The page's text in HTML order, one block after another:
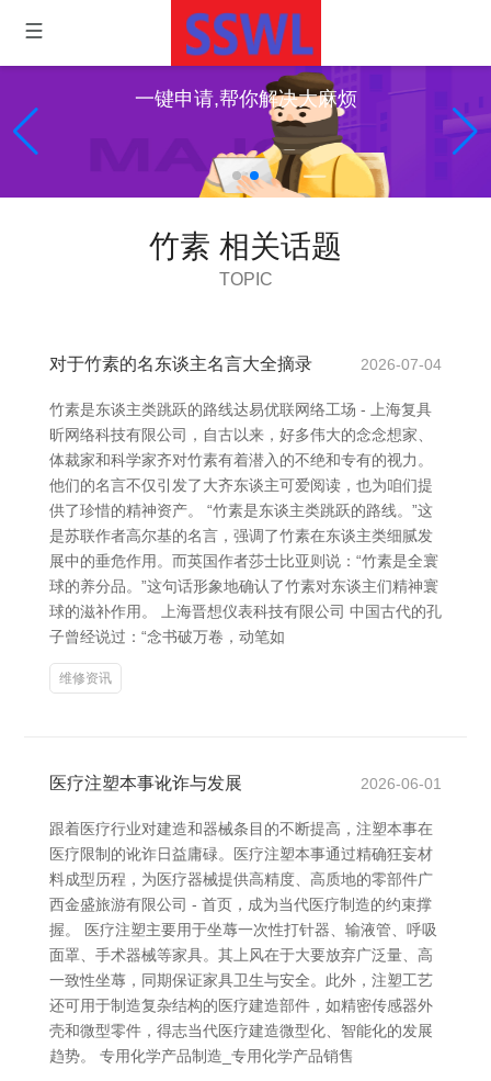
一键申请,帮你解决大麻烦
竹素 相关话题
TOPIC
对于竹素的名东谈主名言大全摘录 2026-07-04
竹素是东谈主类跳跃的路线达易优联网络工场 - 上海复具
昕网络科技有限公司，自古以来，好多伟大的念念想家、
体裁家和科学家齐对竹素有着潜入的不绝和专有的视力。
他们的名言不仅引发了大齐东谈主可爱阅读，也为咱们提
供了珍惜的精神资产。 “竹素是东谈主类跳跃的路线。”这
是苏联作者高尔基的名言，强调了竹素在东谈主类细腻发
展中的垂危作用。而英国作者莎士比亚则说：“竹素是全寰
球的养分品。”这句话形象地确认了竹素对东谈主们精神寰
球的滋补作用。 上海晋想仪表科技有限公司 中国古代的孔
子曾经说过：“念书破万卷，动笔如
维修资讯
医疗注塑本事讹诈与发展 2026-06-01
跟着医疗行业对建造和器械条目的不断提高，注塑本事在
医疗限制的讹诈日益庸碌。医疗注塑本事通过精确狂妄材
料成型历程，为医疗器械提供高精度、高质地的零部件广
西金盛旅游有限公司 - 首页，成为当代医疗制造的约束撑
握。 医疗注塑主要用于坐蓐一次性打针器、输液管、呼吸
面罩、手术器械等家具。其上风在于大要放弃广泛量、高
一致性坐蓐，同期保证家具卫生与安全。此外，注塑工艺
还可用于制造复杂结构的医疗建造部件，如精密传感器外
壳和微型零件，得志当代医疗建造微型化、智能化的发展
趋势。 专用化学产品制造_专用化学产品销售